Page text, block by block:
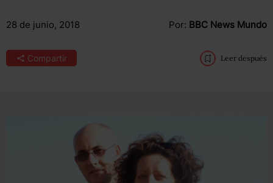
28 de junio, 2018 Por: BBC News Mundo
Compartir Leer después